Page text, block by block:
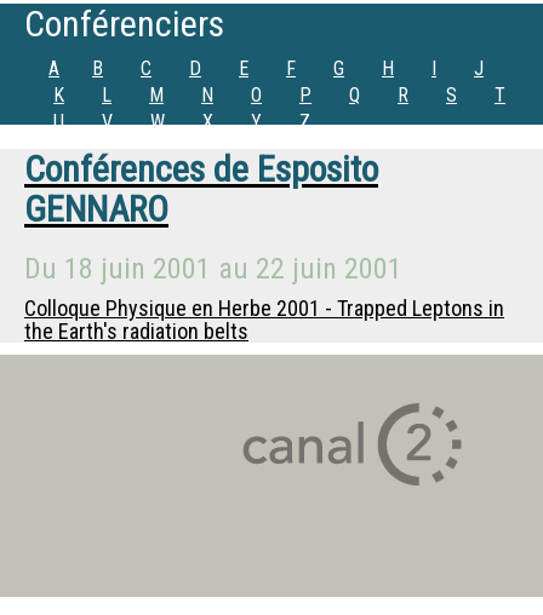
Conférenciers
A B C D E F G H I
J
K
L M N O P Q R S
T
U
V W X Y Z
Conférences de Esposito
GENNARO
Du 18 juin 2001 au 22 juin 2001
Colloque Physique en Herbe 2001 - Trapped Leptons in
the Earth's radiation belts